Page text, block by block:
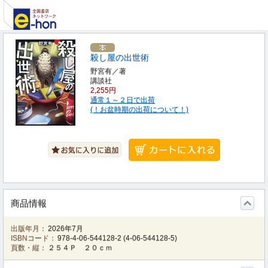
殺し屋の出世術
野宮有／著
講談社
2,255円
通常１～２日で出荷
(！お盆時期の出荷について！)
商品情報
出版年月： 2026年7月
ISBNコード： 978-4-06-544128-2 (4-06-544128-5)
頁数・縦：
２５４Ｐ ２０ｃｍ